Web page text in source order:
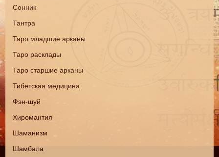
Сонник
Тантра
Таро младшие арканы
Таро расклады
Таро старшие арканы
Тибетская медицина
Фэн-шуй
Хиромантия
Шаманизм
Шамбала